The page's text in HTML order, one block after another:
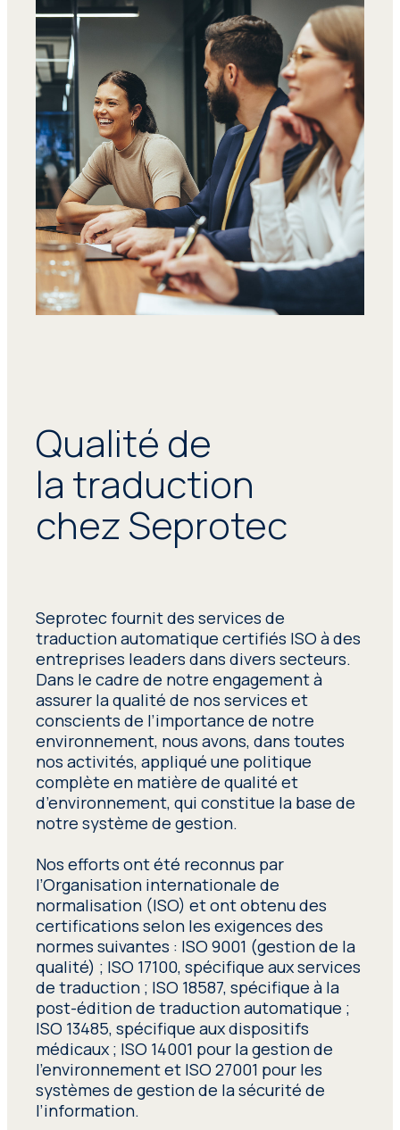
Qualité de
la traduction
chez Seprotec
Seprotec fournit des services de
traduction automatique certifiés ISO à des
entreprises leaders dans divers secteurs.
Dans le cadre de notre engagement à
assurer la qualité de nos services et
conscients de l’importance de notre
environnement, nous avons, dans toutes
nos activités, appliqué une politique
complète en matière de qualité et
d’environnement, qui constitue la base de
notre système de gestion.
Nos efforts ont été reconnus par
l’Organisation internationale de
normalisation (ISO) et ont obtenu des
certifications selon les exigences des
normes suivantes : ISO 9001 (gestion de la
qualité) ; ISO 17100, spécifique aux services
de traduction ; ISO 18587, spécifique à la
post-édition de traduction automatique ;
ISO 13485, spécifique aux dispositifs
médicaux ; ISO 14001 pour la gestion de
l’environnement et ISO 27001 pour les
systèmes de gestion de la sécurité de
l’information.